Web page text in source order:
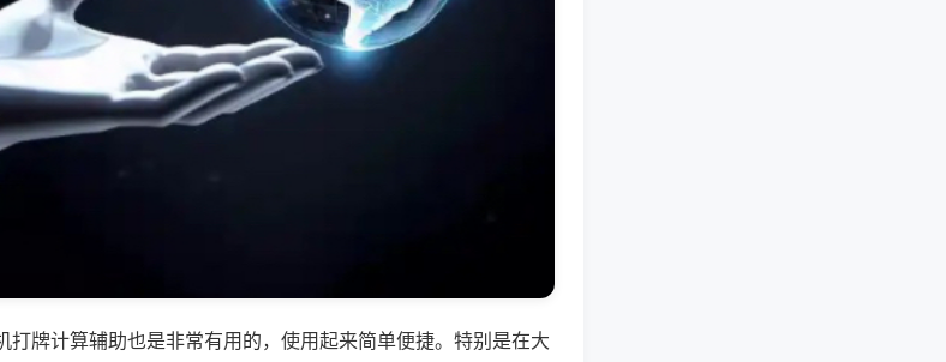
打牌计算辅助也是非常有用的，使用起来简单便捷。特别是在大